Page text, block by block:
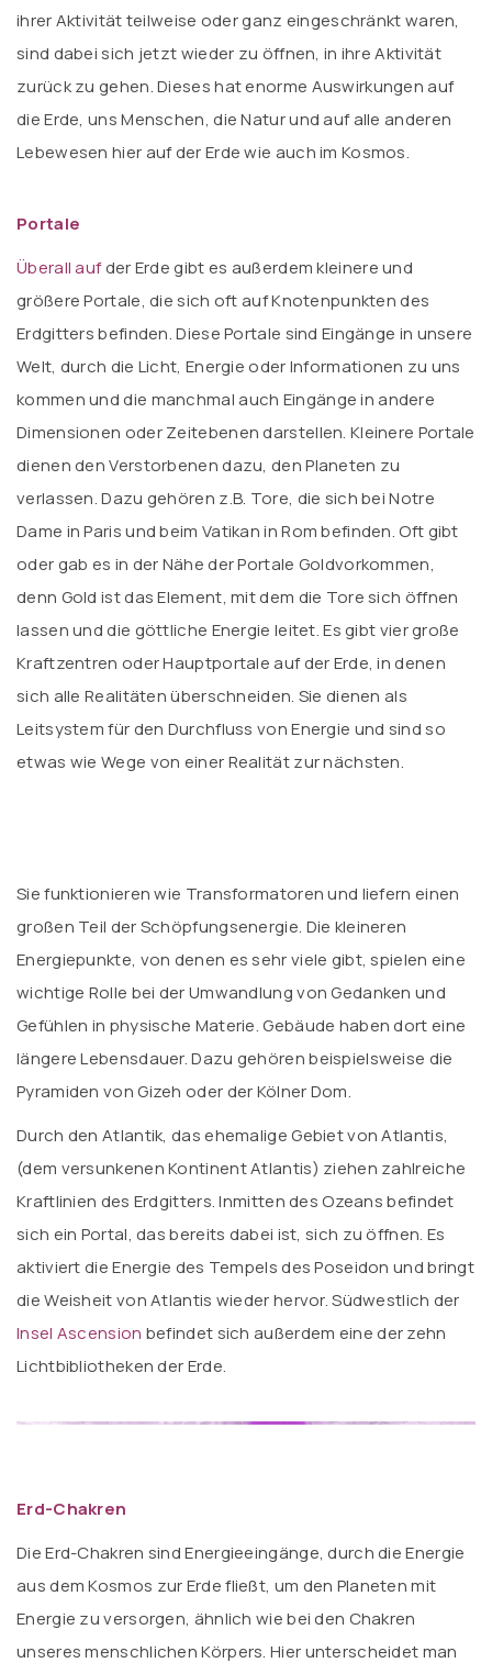
ihrer Aktivität teilweise oder ganz eingeschränkt waren,
sind dabei sich jetzt wieder zu öffnen, in ihre Aktivität
zurück zu gehen. Dieses hat enorme Auswirkungen auf
die Erde, uns Menschen, die Natur und auf alle anderen
Lebewesen hier auf der Erde wie auch im Kosmos.
Portale
Überall aufder Erde gibt es außerdem kleinere und
größere Portale, die sich oft auf Knotenpunkten des
Erdgitters befinden. Diese Portale sind Eingänge in unsere
Welt, durch die Licht, Energie oder Informationen zu uns
kommen und die manchmal auch Eingänge in andere
Dimensionen oder Zeitebenen darstellen. Kleinere Portale
dienen den Verstorbenen dazu, den Planeten zu
verlassen. Dazu gehören z.B. Tore, die sich bei Notre
Dame in Paris und beim Vatikan in Rom befinden. Oft gibt
oder gab es in der Nähe der Portale Goldvorkommen,
denn Gold ist das Element, mit dem die Tore sich öffnen
lassen und die göttliche Energie leitet. Es gibt vier große
Kraftzentren oder Hauptportale auf der Erde, in denen
sich alle Realitäten überschneiden. Sie dienen als
Leitsystem für den Durchfluss von Energie und sind so
etwas wie Wege von einer Realität zur nächsten.
Sie funktionieren wie Transformatoren und liefern einen
großen Teil der Schöpfungsenergie. Die kleineren
Energiepunkte, von denen es sehr viele gibt, spielen eine
wichtige Rolle bei der Umwandlung von Gedanken und
Gefühlen in physische Materie. Gebäude haben dort eine
längere Lebensdauer. Dazu gehören beispielsweise die
Pyramiden von Gizeh oder der Kölner Dom.
Durch den Atlantik, das ehemalige Gebiet von Atlantis,
(dem versunkenen Kontinent Atlantis) ziehen zahlreiche
Kraftlinien des Erdgitters. Inmitten des Ozeans befindet
sich ein Portal, das bereits dabei ist, sich zu öffnen. Es
aktiviert die Energie des Tempels des Poseidon und bringt
die Weisheit von Atlantis wieder hervor. Südwestlich der
Insel Ascension befindet sich außerdem eine der zehn
Lichtbibliotheken der Erde.
Erd-Chakren
Die Erd-Chakren sind Energieeingänge, durch die Energie
aus dem Kosmos zur Erde fließt, um den Planeten mit
Energie zu versorgen, ähnlich wie bei den Chakren
unseres menschlichen Körpers. Hier unterscheidet man